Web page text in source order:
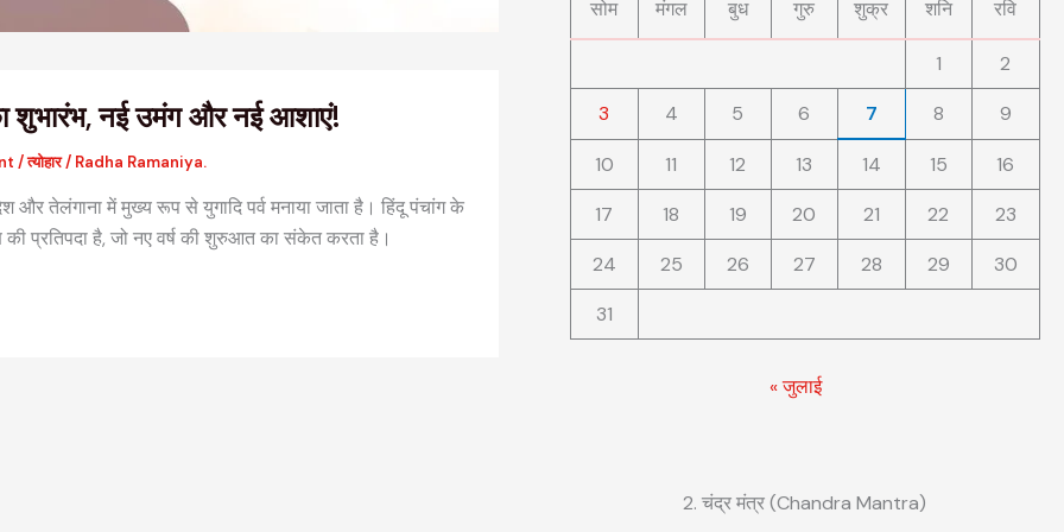
शुभारंभ, नई उमंग और नई आशाएं!
/त्योहार/ Radha Ramaniya.
और तेलंगाना में मुख्य रूप से युगादि पर्व मनाया जाता है। हिंदू पंचांग के
प्रतिपदा है, जो नए वर्ष की शुरुआत का संकेत करता है।
सोम मंगल बुध गुरु शुक्र शनि रवि
1
2
3
4 5 6 7 8 9
10 11 12 13 14 15
16
17
18 19 20 21 22
23
24
25 26 27 28 29
30
31
« जुलाई
2. चंद्र मंत्र (Chandra Mantra)